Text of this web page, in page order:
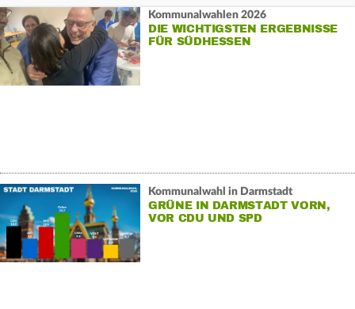
Kommunalwahlen 2026
DIE WICHTIGSTEN ERGEBNISSE
FÜR SÜDHESSEN
Kommunalwahl in Darmstadt
GRÜNE IN DARMSTADT VORN,
VOR CDU UND SPD